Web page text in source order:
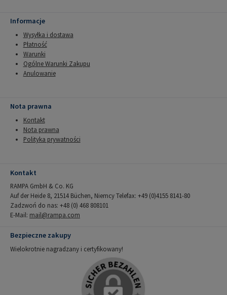
Informacje
Wysyłka i dostawa
Płatność
Warunki
Ogólne Warunki Zakupu
Anulowanie
Nota prawna
Kontakt
Nota prawna
Polityka prywatności
Kontakt
RAMPA GmbH & Co. KG
Auf der Heide 8, 21514 Büchen, Niemcy Telefax: +49 (0)4155 8141-80
Zadzwoń do nas: +48 (0) 468 808101
E-Mail: mail@rampa.com
Bezpieczne zakupy
Wielokrotnie nagradzany i certyfikowany!